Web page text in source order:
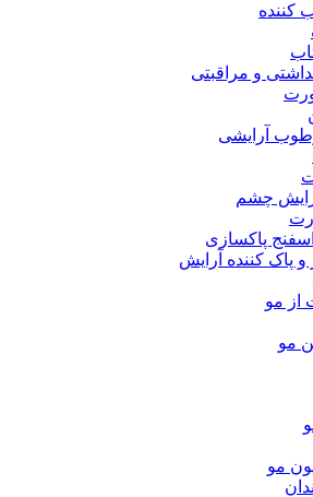
کننده
و مراقبتی
آرایشی
چشم
پاکسازی
و پاک کننده آرایش
از مو
مو
مو